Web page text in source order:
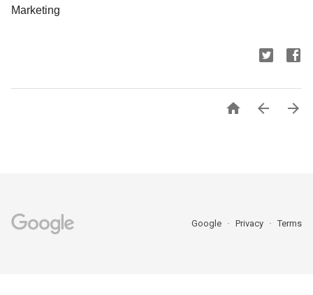
Marketing
  
Google Privacy Terms